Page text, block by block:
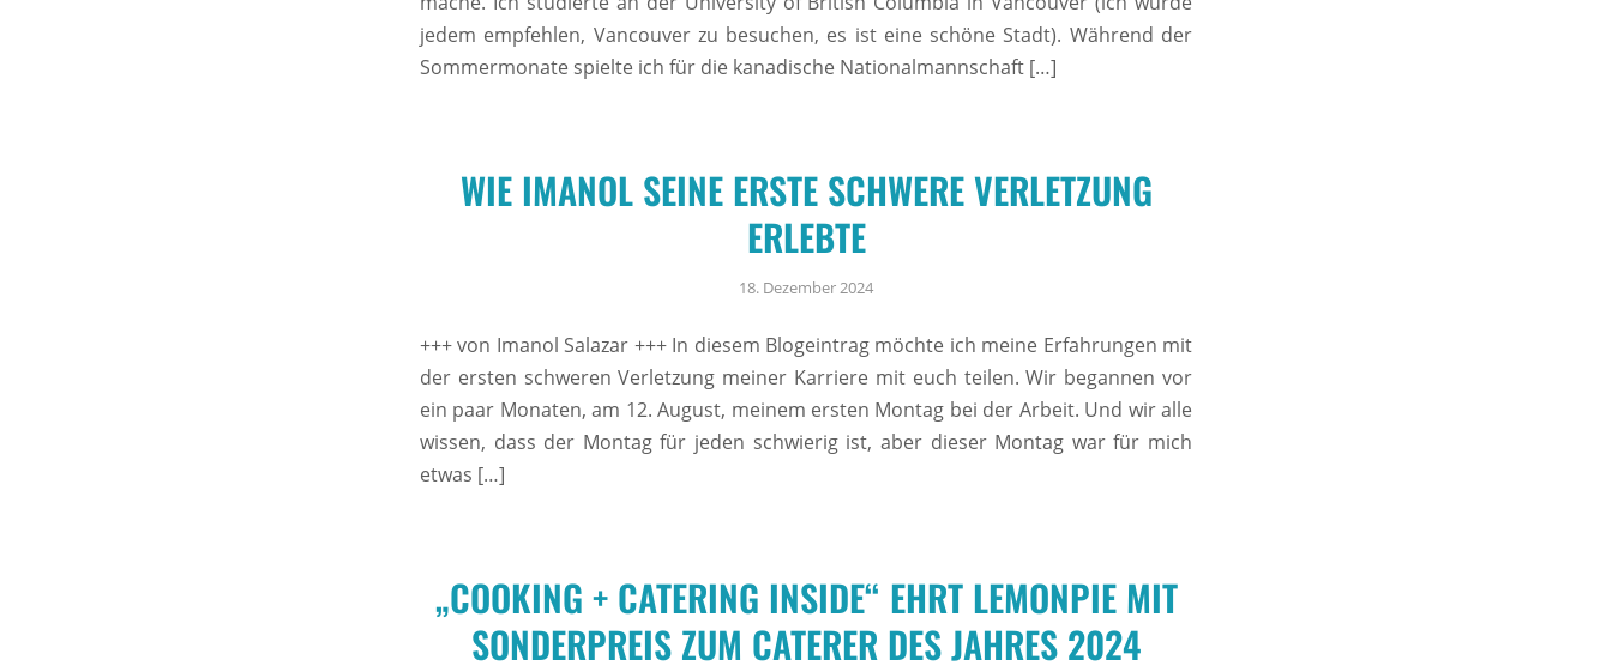
jedem empfehlen, Vancouver zu besuchen, es ist eine schöne Stadt). Während der
Sommermonate spielte ich für die kanadische Nationalmannschaft […]
WIE IMANOL SEINE ERSTE SCHWERE VERLETZUNG
ERLEBTE
18. Dezember 2024
+++ von Imanol Salazar +++ In diesem Blogeintrag möchte ich meine Erfahrungen mit
der ersten schweren Verletzung meiner Karriere mit euch teilen. Wir begannen vor
ein paar Monaten, am 12. August, meinem ersten Montag bei der Arbeit. Und wir alle
wissen, dass der Montag für jeden schwierig ist, aber dieser Montag war für mich
etwas […]
„COOKING + CATERING INSIDE“ EHRT LEMONPIE MIT
SONDERPREIS ZUM CATERER DES JAHRES 2024